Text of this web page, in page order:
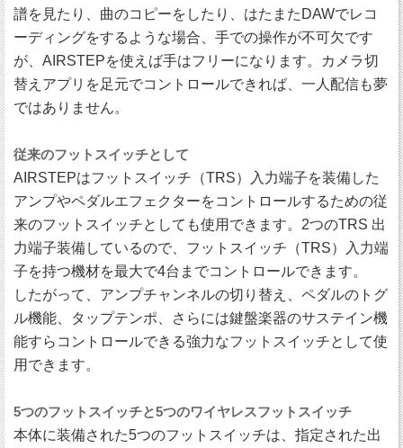
譜を見たり、曲のコピーをしたり、はたまたDAWでレコ
ーディングをするような場合、手での操作が不可欠です
が、AIRSTEPを使えば手はフリーになります。カメラ切
替えアプリを足元でコントロールできれば、一人配信も夢
ではありません。
従来のフットスイッチとして
AIRSTEPはフットスイッチ（TRS）入力端子を装備した
アンプやペダルエフェクターをコントロールするための従
来のフットスイッチとしても使用できます。2つのTRS 出
力端子装備しているので、フットスイッチ（TRS）入力端
子を持つ機材を最大で4台までコントロールできます。
したがって、アンプチャンネルの切り替え、ペダルのトグ
ル機能、タップテンポ、さらには鍵盤楽器のサステイン機
能すらコントロールできる強力なフットスイッチとして使
用できます。
5つのフットスイッチと5つのワイヤレスフットスイッチ
本体に装備された5つのフットスイッチは、指定された出